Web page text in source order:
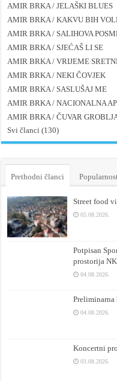
AMIR BRKA / JELAŠKI BLUES
AMIR BRKA / KAKVU BIH
AMIR BRKA / SALIHOVA
AMIR BRKA / SJEĆAŠ LI SE
AMIR BRKA / VRIJEME
AMIR BRKA / NEKI ČOVJEK
AMIR BRKA / SASLUŠAJ ME
AMIR BRKA / NACIONALNA
AMIR BRKA / ČUVAR
Svi članci (130)
Prethodni članci
Street food
05.08.2026.
Potpisan
prostorija
04.08.2026.
Preliminarna
04.08.2026.
Koncertni
03.08.2026.